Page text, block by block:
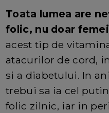
Toata lumea are
folic, nu doar
acest tip de
atacurilor de cord,
si a diabetului. In
trebui sa ia cel
folic zilnic, iar in